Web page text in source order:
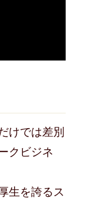
けでは差別
クビジネ
生を誇るス